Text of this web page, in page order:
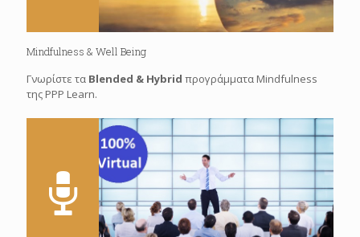
Mindfulness & Well Being
Γνωρίστε τα Βlended & Ηybrid προγράμματα Mindfulness
της PPP Learn.